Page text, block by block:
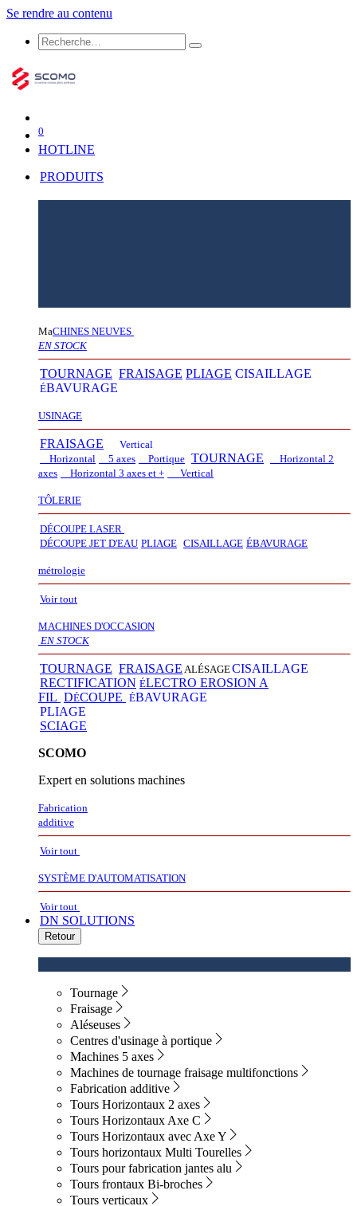
Se rendre au contenu
0
HOTLINE
PRODUITS
MaCHINES NEUVES
EN STOCK
TOURNAGE FRAISAGE PLIAGE CISAILLAGE
ÉBAVURAGE
USINAGE
FRAISAGE
Vertical
Horizontal
5 axes Portique TOURNAGE
Horizontal 2
axes
Horizontal 3 axes et + Vertical​
TÔLERIE
DÉCOUPE LASER
DÉCOUPE JET D'EAU PLIAGE CISAILLAGE ÉBAVURAGE
métrologie
Voir tout
MACHINES D'OCCASION
EN STOCK
TOURNAGE FRAISAGE ALÉSAGECISAILLAGE
RECTIFICATION ÉLECTRO EROSION A
FIL DÉCOUPE ÉBAVURAGE
PLIAGE
SCIAGE
SCOMO
Expert en solutions machines
Fabrication
additive
Voir tout
SYSTÈME D'AUTOMATISATION
Voir tout
DN SOLUTIONS
Retour
Tournage
Fraisage
Aléseuses
Centres d'usinage à portique
Machines 5 axes
Machines de tournage fraisage multifonctions
Fabrication additive
Tours Horizontaux 2 axes
Tours Horizontaux Axe C
Tours Horizontaux avec Axe Y
Tours horizontaux Multi Tourelles
Tours pour fabrication jantes alu
Tours frontaux Bi-broches
Tours verticaux